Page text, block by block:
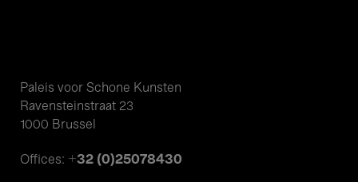
Paleis voor Schone Kunsten
Ravensteinstraat 23
1000 Brussel
Offices: +32 (0)25078430